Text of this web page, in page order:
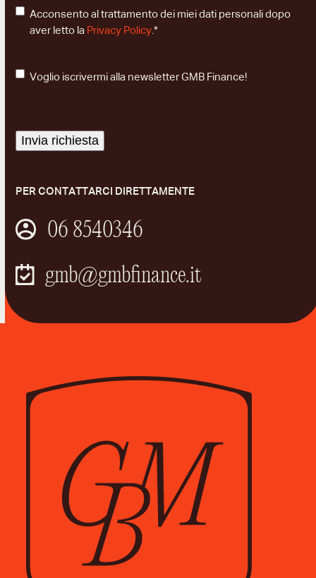
CONSENSO
PRIVACY
Acconsento al trattamento dei miei dati personali dopo
aver letto la Privacy Policy .*
CONSENSO
Voglio iscrivermi alla newsletter GMB Finance!
Invia richiesta
PER CONTATTARCI DIRETTAMENTE
06 8540346
gmb@gmbfinance.it